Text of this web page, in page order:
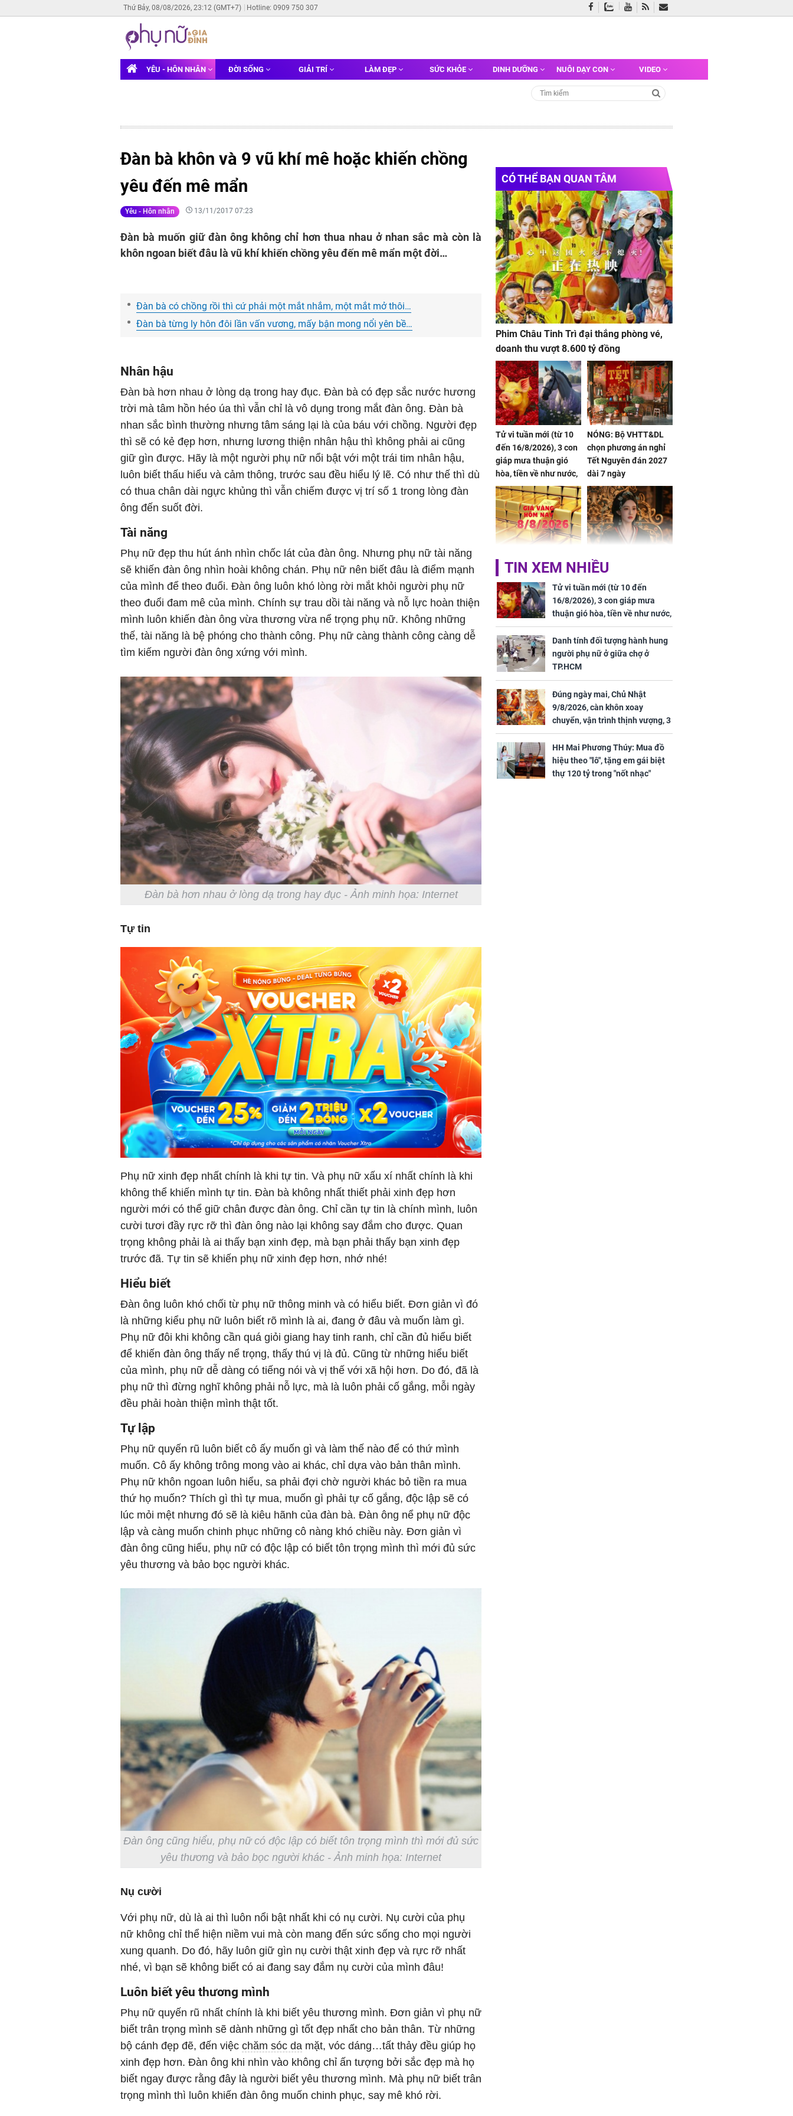
Thứ Bảy, 08/08/2026, 23:12 (GMT+7) Hotline: 0909 750 307
YÊU - HÔN NHÂN ĐỜI SỐNG GIẢI TRÍ LÀM ĐẸP SỨC KHỎE DINH DƯỠNG NUÔI DẠY CON VIDEO
Đàn bà khôn và 9 vũ khí mê hoặc khiến chồng
yêu đến mê mẩn
Yêu - Hôn nhân 13/11/2017 07:23
Đàn bà muốn giữ đàn ông không chỉ hơn thua nhau ở nhan sắc mà còn là
khôn ngoan biết đâu là vũ khí khiến chồng yêu đến mê mẩn một đời…
Đàn bà có chồng rồi thì cứ phải một mắt nhắm, một mắt mở thôi…
Đàn bà từng ly hôn đôi lần vấn vương, mấy bận mong nổi yên bề…
Nhân hậu
Đàn bà hơn nhau ở lòng dạ trong hay đục. Đàn bà có đẹp sắc nước hương
trời mà tâm hồn héo úa thì vẫn chỉ là vô dụng trong mắt đàn ông. Đàn bà
nhan sắc bình thường nhưng tâm sáng lại là của báu với chồng. Người đẹp
thì sẽ có kẻ đẹp hơn, nhưng lương thiện nhân hậu thì không phải ai cũng
giữ gìn được. Hãy là một người phụ nữ nổi bật với một trái tim nhân hậu,
luôn biết thấu hiểu và cảm thông, trước sau đều hiểu lý lẽ. Có như thế thì dù
có thua chân dài ngực khủng thì vẫn chiếm được vị trí số 1 trong lòng đàn
ông đến suốt đời.
Tài năng
Phụ nữ đẹp thu hút ánh nhìn chốc lát của đàn ông. Nhưng phụ nữ tài năng
sẽ khiến đàn ông nhìn hoài không chán. Phụ nữ nên biết đâu là điểm mạnh
của mình để theo đuổi. Đàn ông luôn khó lòng rời mắt khỏi người phụ nữ
theo đuổi đam mê của mình. Chính sự trau dồi tài năng và nỗ lực hoàn thiện
mình luôn khiến đàn ông vừa thương vừa nể trọng phụ nữ. Không những
thế, tài năng là bệ phóng cho thành công. Phụ nữ càng thành công càng dễ
tìm kiếm người đàn ông xứng với mình.
Đàn bà hơn nhau ở lòng dạ trong hay đục - Ảnh minh họa: Internet
Tự tin
Phụ nữ xinh đẹp nhất chính là khi tự tin. Và phụ nữ xấu xí nhất chính là khi
không thể khiến mình tự tin. Đàn bà không nhất thiết phải xinh đẹp hơn
người mới có thể giữ chân được đàn ông. Chỉ cần tự tin là chính mình, luôn
cười tươi đầy rực rỡ thì đàn ông nào lại không say đắm cho được. Quan
trọng không phải là ai thấy bạn xinh đẹp, mà bạn phải thấy bạn xinh đẹp
trước đã. Tự tin sẽ khiến phụ nữ xinh đẹp hơn, nhớ nhé!
Hiểu biết
Đàn ông luôn khó chối từ phụ nữ thông minh và có hiểu biết. Đơn giản vì đó
là những kiểu phụ nữ luôn biết rõ mình là ai, đang ở đâu và muốn làm gì.
Phụ nữ đôi khi không cần quá giỏi giang hay tinh ranh, chỉ cần đủ hiểu biết
để khiến đàn ông thấy nể trọng, thấy thú vị là đủ. Cũng từ những hiểu biết
của mình, phụ nữ dễ dàng có tiếng nói và vị thế với xã hội hơn. Do đó, đã là
phụ nữ thì đừng nghĩ không phải nỗ lực, mà là luôn phải cố gắng, mỗi ngày
đều phải hoàn thiện mình thật tốt.
Tự lập
Phụ nữ quyến rũ luôn biết cô ấy muốn gì và làm thế nào để có thứ mình
muốn. Cô ấy không trông mong vào ai khác, chỉ dựa vào bản thân mình.
Phụ nữ khôn ngoan luôn hiểu, sa phải đợi chờ người khác bỏ tiền ra mua
thứ họ muốn? Thích gì thì tự mua, muốn gì phải tự cố gắng, độc lập sẽ có
lúc mỏi mệt nhưng đó sẽ là kiêu hãnh của đàn bà. Đàn ông nể phụ nữ độc
lập và càng muốn chinh phục những cô nàng khó chiều này. Đơn giản vì
đàn ông cũng hiểu, phụ nữ có độc lập có biết tôn trọng mình thì mới đủ sức
yêu thương và bảo bọc người khác.
Đàn ông cũng hiểu, phụ nữ có độc lập có biết tôn trọng mình thì mới đủ sức
yêu thương và bảo bọc người khác - Ảnh minh họa: Internet
Nụ cười
Với phụ nữ, dù là ai thì luôn nổi bật nhất khi có nụ cười. Nụ cười của phụ
nữ không chỉ thể hiện niềm vui mà còn mang đến sức sống cho mọi người
xung quanh. Do đó, hãy luôn giữ gìn nụ cười thật xinh đẹp và rực rỡ nhất
nhé, vì bạn sẽ không biết có ai đang say đắm nụ cười của mình đâu!
Luôn biết yêu thương mình
Phụ nữ quyến rũ nhất chính là khi biết yêu thương mình. Đơn giản vì phụ nữ
biết trân trọng mình sẽ dành những gì tốt đẹp nhất cho bản thân. Từ những
bộ cánh đẹp đẽ, đến việc chăm sóc da mặt, vóc dáng…tất thảy đều giúp họ
xinh đẹp hơn. Đàn ông khi nhìn vào không chỉ ấn tượng bởi sắc đẹp mà họ
biết ngay được rằng đây là người biết yêu thương mình. Mà phụ nữ biết trân
trọng mình thì luôn khiến đàn ông muốn chinh phục, say mê khó rời.
CÓ THỂ BẠN QUAN TÂM
Phim Châu Tinh Trì đại thắng phòng vé,
doanh thu vượt 8.600 tỷ đồng
Tử vi tuần mới (từ 10
đến 16/8/2026), 3 con
giáp mưa thuận gió
hòa, tiền về như nước,
bạc vàng dư dả, Phú
Quý Vinh Hoa, vận
trình khai sáng
NÓNG: Bộ VHTT&DL
chọn phương án nghỉ
Tết Nguyên đán 2027
dài 7 ngày
Giá vàng hôm nay,
ngày 8/8/2026: Tăng
vọt lên 144 triệu
đồng/lượng
'Bách Hoa Sát' vừa kết
thúc, Mạnh Tử Nghĩa
đã vướng tranh luận
Trong 4 ngày cuối
tháng 6 âm lịch, 3 con
giáp vượng phát Tài
Lộc, Phú Quý trăm bề,
đổi mệnh Phượng
Hoàng, ôm trọn cơ
ngơi đồ sộ
TIN XEM NHIỀU
Tử vi tuần mới (từ 10 đến
16/8/2026), 3 con giáp mưa
thuận gió hòa, tiền về như nước,
bạc vàng dư dả, Phú Quý Vinh
Hoa, vận trình khai sáng
Danh tính đối tượng hành hung
người phụ nữ ở giữa chợ ở
TP.HCM
Đúng ngày mai, Chủ Nhật
9/8/2026, càn khôn xoay
chuyển, vận trình thịnh vượng, 3
con giáp nhận phúc khí nhà trời,
tình tiền đỏ như son, vận may
hanh thông
HH Mai Phương Thúy: Mua đồ
hiệu theo "lô", tặng em gái biệt
thự 120 tỷ trong "nốt nhạc"